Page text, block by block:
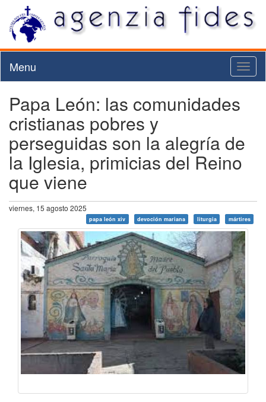
Menu
Papa León: las comunidades
cristianas pobres y
perseguidas son la alegría de
la Iglesia, primicias del Reino
que viene
viernes, 15 agosto 2025
papa león xiv devoción mariana liturgia mártires